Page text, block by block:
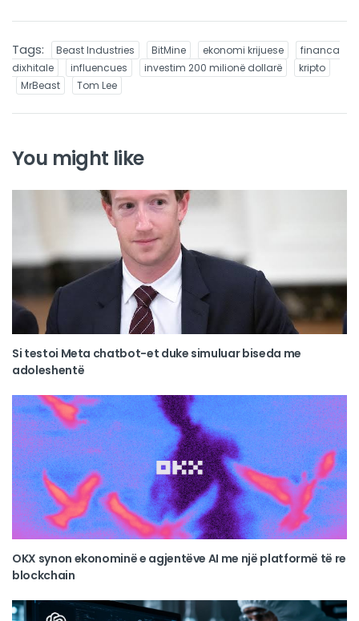
Tags: Beast Industries BitMine ekonomi krijuese
financa
dixhitale
influencues investim 200 milionë dollarë
kripto
MrBeast
Tom Lee
You might like
Si testoi Meta chatbot-et duke simuluar biseda me
adoleshentë
OKX synon ekonominë e agjentëve AI me një platformë të re
blockchain